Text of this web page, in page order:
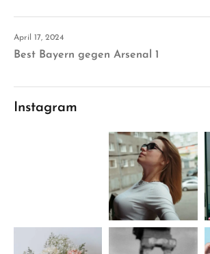
April 17, 2024
Best Bayern gegen Arsenal 1
Instagram